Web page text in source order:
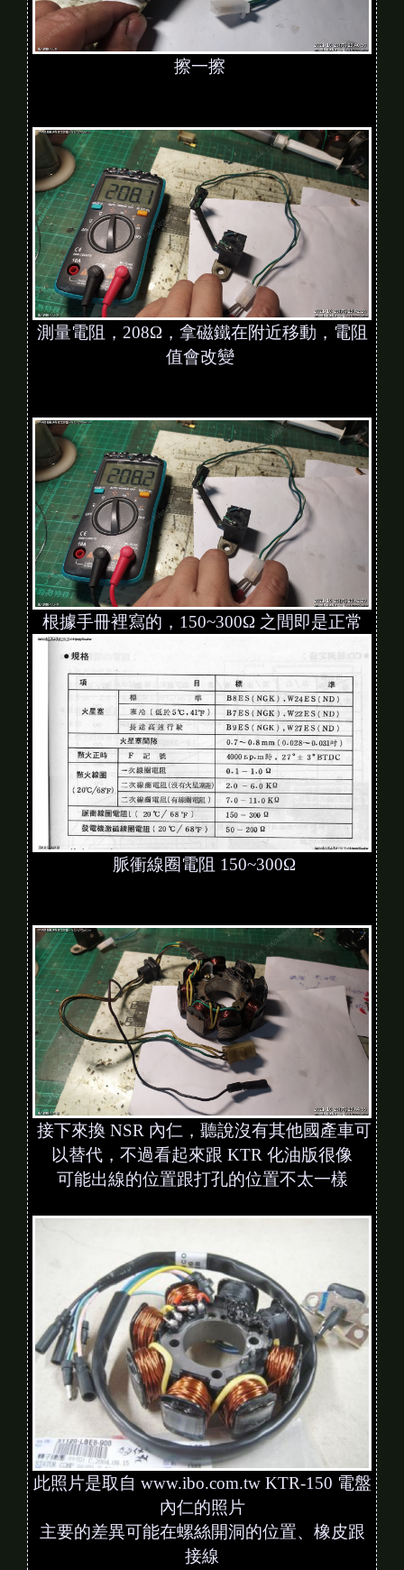
擦一擦
測量電阻，208Ω，拿磁鐵在附近移動，電阻
值會改變
根據手冊裡寫的，150~300Ω 之間即是正常
脈衝線圈電阻 150~300Ω
接下來換 NSR 內仁，聽說沒有其他國產車可
以替代，不過看起來跟 KTR 化油版很像
可能出線的位置跟打孔的位置不太一樣
此照片是取自 www.ibo.com.tw KTR-150 電盤
內仁的照片
主要的差異可能在螺絲開洞的位置、橡皮跟
接線